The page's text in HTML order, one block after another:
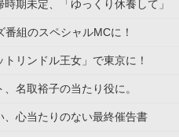
期未定、「ゆっくり休養して」
組のスペシャルMCに！
リンドル王女」で東京に！
名取裕子の当たり役に。
、心当たりのない最終催告書